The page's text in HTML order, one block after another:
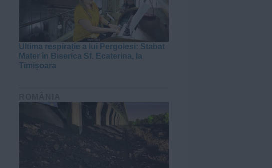
Ultima respirație a lui Pergolesi: Stabat
Mater în Biserica Sf. Ecaterina, la
Timișoara